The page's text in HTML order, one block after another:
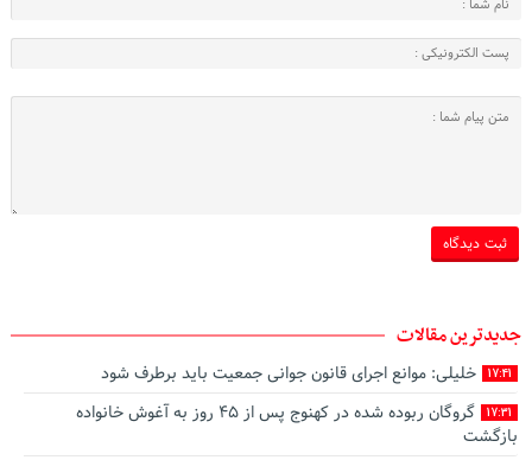
جدیدترین مقالات
17:41 خلیلی: موانع اجرای قانون جوانی جمعیت باید برطرف شود
17:31
گروگان ربوده‌ شده در کهنوج پس از ۴۵ روز به آغوش خانواده
بازگشت